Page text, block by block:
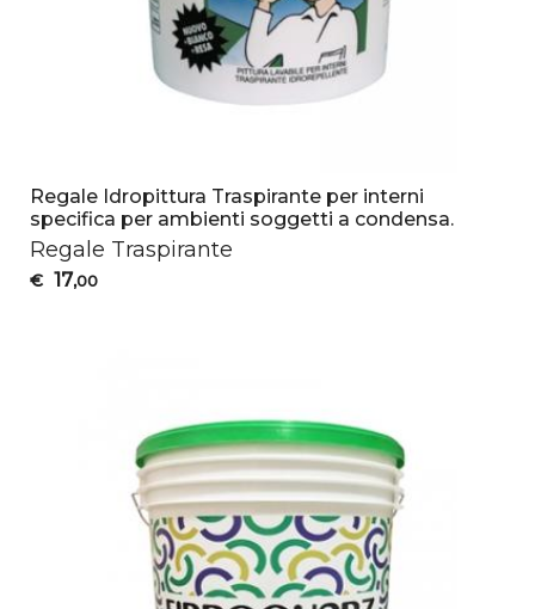
Regale Idropittura Traspirante per interni
specifica per ambienti soggetti a condensa.
Regale Traspirante
€ 17,00